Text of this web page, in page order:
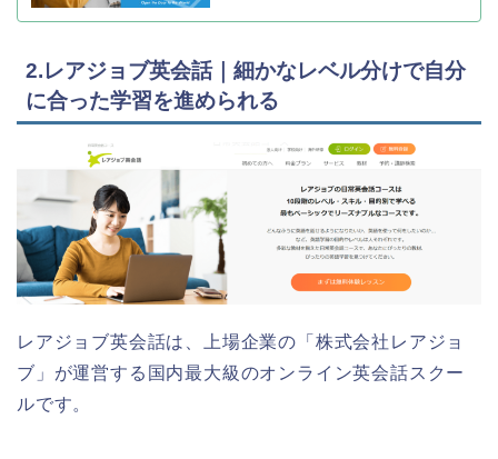
2.レアジョブ英会話｜細かなレベル分けで自分
に合った学習を進められる
レアジョブ英会話は、上場企業の「株式会社レアジョ
ブ」が運営する国内最大級のオンライン英会話スクー
ルです。